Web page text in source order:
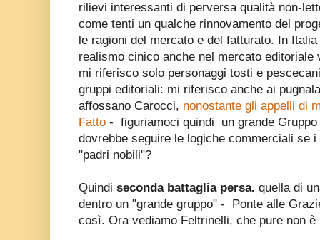
rilievi interessanti di perversa qualità non-
come tenti un qualche rinnovamento del
le ragioni del mercato e del fatturato. In
realismo cinico anche nel mercato editoriale
mi riferisco solo personaggi tosti e
gruppi editoriali: mi riferisco anche ai
affossano Carocci, nonostante gli appelli di
Fatto - figuriamoci quindi un grande Gruppo
dovrebbe seguire le logiche commerciali se
"padri nobili"?
Quindi seconda battaglia persa. quella di
dentro un "grande gruppo" - Ponte alle
così. Ora vediamo Feltrinelli, che pure non